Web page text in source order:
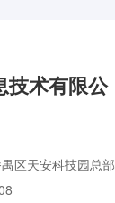
技术有限公
区天安科技园总部